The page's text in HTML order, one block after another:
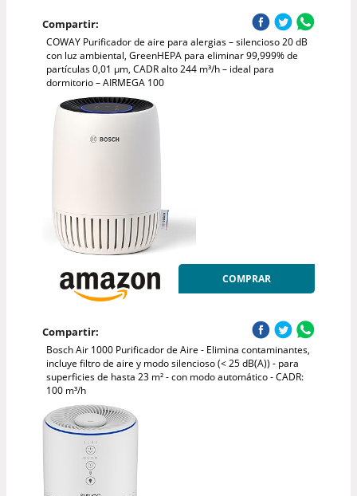
Compartir:
COWAY Purificador de aire para alergias – silencioso 20 dB
con luz ambiental, GreenHEPA para eliminar 99,999% de
partículas 0,01 µm, CADR alto 244 m³/h – ideal para
dormitorio – AIRMEGA 100
COMPRAR
Compartir:
Bosch Air 1000 Purificador de Aire - Elimina contaminantes,
incluye filtro de aire y modo silencioso (< 25 dB(A)) - para
superficies de hasta 23 m² - con modo automático - CADR:
100 m³/h